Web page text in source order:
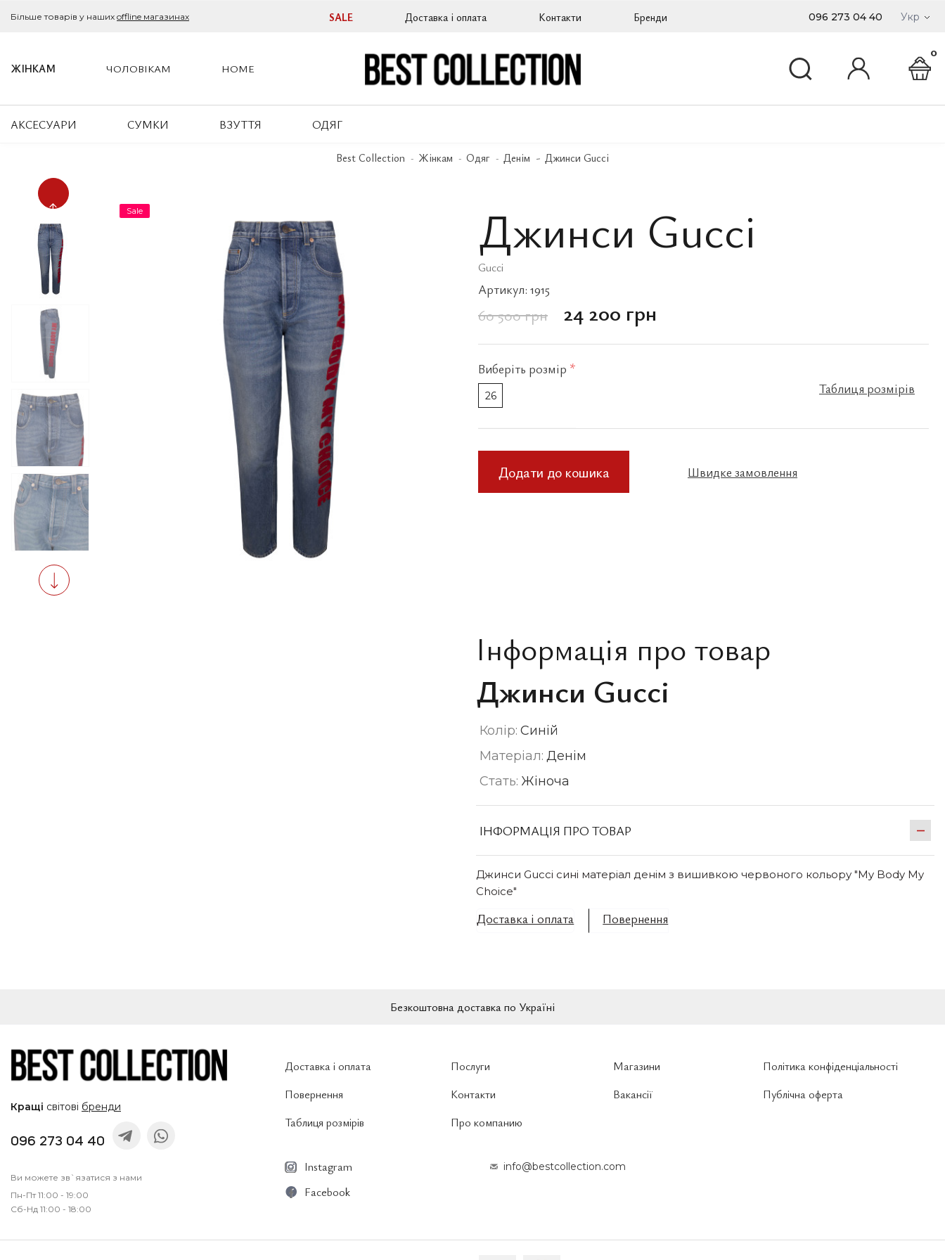
Більше товарів у наших offline магазинах SALE Доставка і оплата Контакти Бренди 096 273 04 40 Укр
ЖІНКАМ
АКСЕСУАРИ СУМКИ ВЗУТТЯ ОДЯГ
ЧОЛОВІКАМ HOME
0
Best Collection Жінкам Одяг Денім Джинси Gucci
Sale Джинси Gucci
Gucci
Артикул: 1915
60 500 грн 24 200 грн
Виберіть розмір *
26 Таблиця розмірів
Додати до кошика Швидке замовлення
Інформація про товар
Джинси Gucci
Колір: Синій
Матеріал: Денім
Стать: Жіноча
ІНФОРМАЦІЯ ПРО ТОВАР
Джинси Gucci сині матеріал денім з вишивкою червоного кольору "My Body My
Choice"
Доставка і оплата Повернення
Безкоштовна доставка по Україні
Кращі світові бренди
096 273 04 40
Ви можете зв`язатися з нами
Пн-Пт 11:00 - 19:00
Сб-Нд 11:00 - 18:00
Доставка і оплата
Повернення
Таблиця розмірів
Послуги
Контакти
Про компанию
Магазини
Вакансії
Політика конфіденціальності
Публічна оферта
Instagram
Facebook
info@bestcollection.com